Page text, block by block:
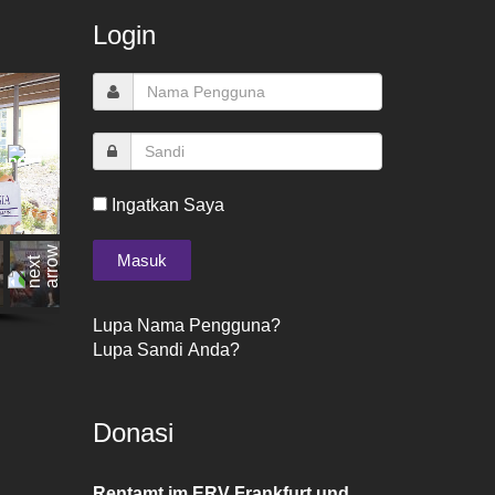
Login
Ingatkan Saya
Lupa Nama Pengguna?
Lupa Sandi Anda?
Donasi